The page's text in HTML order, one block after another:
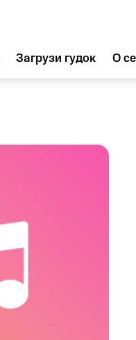
Загрузи гудок О